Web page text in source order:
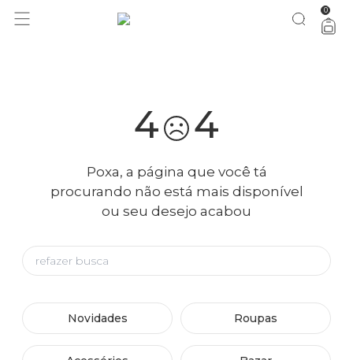
você merece 30% OFF pra comemorar com a gente aproveita! 0
4 4
Poxa, a página que você tá
procurando não está mais disponível
ou seu desejo acabou
Novidades Roupas